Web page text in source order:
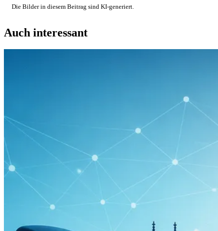
Die Bilder in diesem Beitrag sind KI-generiert.
Auch interessant